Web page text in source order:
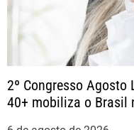
ã
o
2º Congresso
40+ mobiliza o